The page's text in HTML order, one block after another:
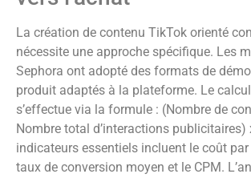
La création de contenu TikTok orienté
nécessite une approche spécifique. Les
Sephora ont adopté des formats de
produit adaptés à la plateforme. Le
s’effectue via la formule : (Nombre de
Nombre total d’interactions publicitaires)
indicateurs essentiels incluent le coût par
taux de conversion moyen et le CPM.